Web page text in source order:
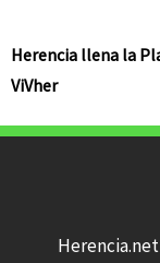
Herencia llena la
ViVher